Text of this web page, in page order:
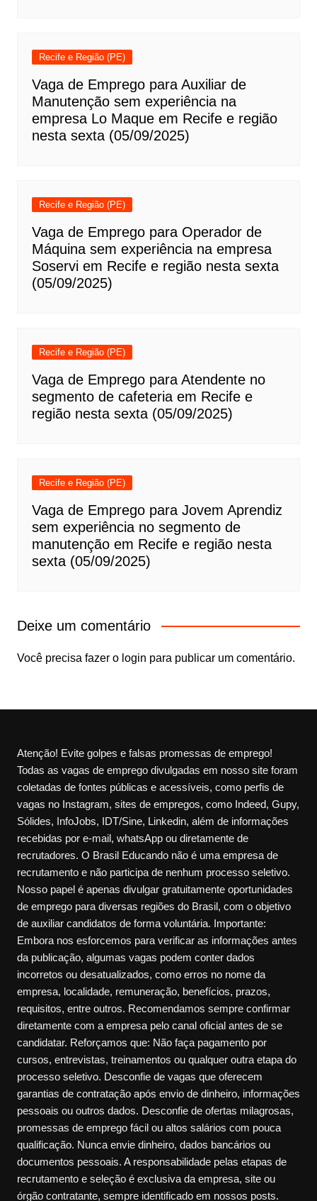
Recife e Região (PE)
Vaga de Emprego para Auxiliar de
Manutenção sem experiência na
empresa Lo Maque em Recife e região
nesta sexta (05/09/2025)
Recife e Região (PE)
Vaga de Emprego para Operador de
Máquina sem experiência na empresa
Soservi em Recife e região nesta sexta
(05/09/2025)
Recife e Região (PE)
Vaga de Emprego para Atendente no
segmento de cafeteria em Recife e
região nesta sexta (05/09/2025)
Recife e Região (PE)
Vaga de Emprego para Jovem Aprendiz
sem experiência no segmento de
manutenção em Recife e região nesta
sexta (05/09/2025)
Deixe um comentário
Você precisa fazer o login para publicar um comentário.
Atenção! Evite golpes e falsas promessas de emprego!
Todas as vagas de emprego divulgadas em nosso site foram
coletadas de fontes públicas e acessíveis, como perfis de
vagas no Instagram, sites de empregos, como Indeed, Gupy,
Sólides, InfoJobs, IDT/Sine, Linkedin, além de informações
recebidas por e-mail, whatsApp ou diretamente de
recrutadores. O Brasil Educando não é uma empresa de
recrutamento e não participa de nenhum processo seletivo.
Nosso papel é apenas divulgar gratuitamente oportunidades
de emprego para diversas regiões do Brasil, com o objetivo
de auxiliar candidatos de forma voluntária. Importante:
Embora nos esforcemos para verificar as informações antes
da publicação, algumas vagas podem conter dados
incorretos ou desatualizados, como erros no nome da
empresa, localidade, remuneração, benefícios, prazos,
requisitos, entre outros. Recomendamos sempre confirmar
diretamente com a empresa pelo canal oficial antes de se
candidatar. Reforçamos que: Não faça pagamento por
cursos, entrevistas, treinamentos ou qualquer outra etapa do
processo seletivo. Desconfie de vagas que oferecem
garantias de contratação após envio de dinheiro, informações
pessoais ou outros dados. Desconfie de ofertas milagrosas,
promessas de emprego fácil ou altos salários com pouca
qualificação. Nunca envie dinheiro, dados bancários ou
documentos pessoais. A responsabilidade pelas etapas de
recrutamento e seleção é exclusiva da empresa, site ou
órgão contratante, sempre identificado em nossos posts.